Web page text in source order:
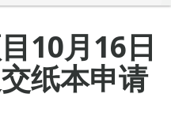
10月16日
纸本申请